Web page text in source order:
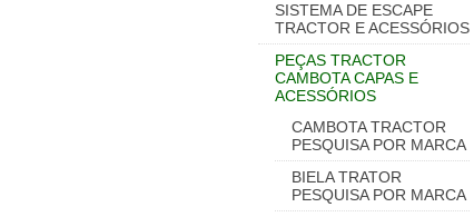
SISTEMA DE ESCAPE
TRACTOR E ACESSÓRIOS
PEÇAS TRACTOR
CAMBOTA CAPAS E
ACESSÓRIOS
CAMBOTA TRACTOR
PESQUISA POR MARCA
BIELA TRATOR
PESQUISA POR MARCA